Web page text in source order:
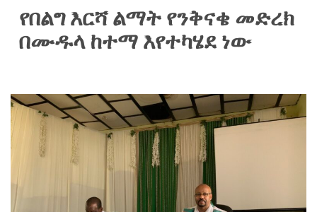
የበልግ እርሻ ልማት የንቅናቄ መድረክ
በሙዱላ ከተማ እየተካሄደ ነው